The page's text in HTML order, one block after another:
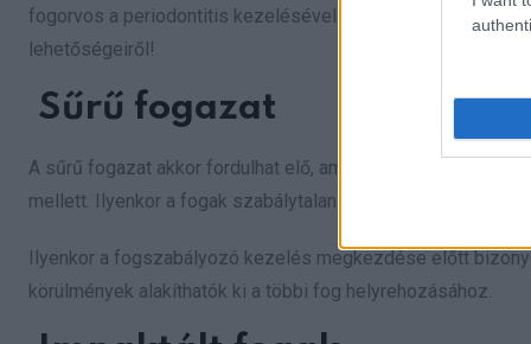
fogorvos a periodontitis kezelésével foglalkozik majd.
lehetőségeiről!
Sűrű fogazat
A sűrű fogazat akkor fordulhat elő, amikor az állkapocs
mellett. Ilyenkor a fogak szabálytalan szögekben bújnak
Ilyenkor a fogszabályozó kezelés megkezdése előtt
körülmények alakíthatók ki a többi fog helyrehozásához.